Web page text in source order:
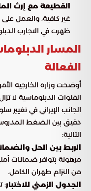
القطيعة مع إرث
غير كافية، والعمل على
ظهرت في التجارب
المسار
الفعالة
أوضحت وزارة الخارجية
القنوات الدبلوماسية لا
الجانب الإيراني في تغيير
دقيق بين الضغط المدروس
التالية:
الربط بين الحل
مرهونة بتوافر ضمانات
من التزام طهران الكامل.
الجدول الزمني للاختبار: